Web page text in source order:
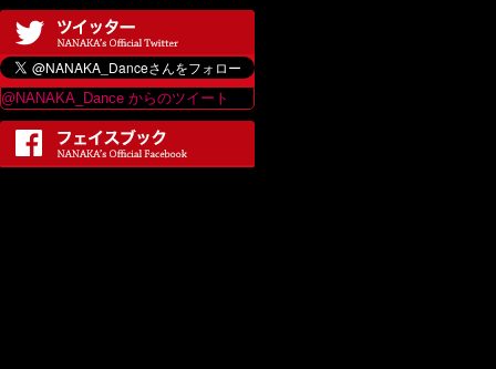
@NANAKA_Dance からのツイート